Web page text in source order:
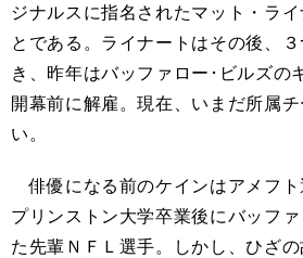
ジナルスに指名されたマット・ラ
とである。ライナートはその後、
き、昨年はバッファロー･ビルズの
開幕前に解雇。現在、いまだ所属
い。
俳優になる前のケインはアメフト
プリンストン大学卒業後にバッフ
た先輩ＮＦＬ選手。しかし、ひざ